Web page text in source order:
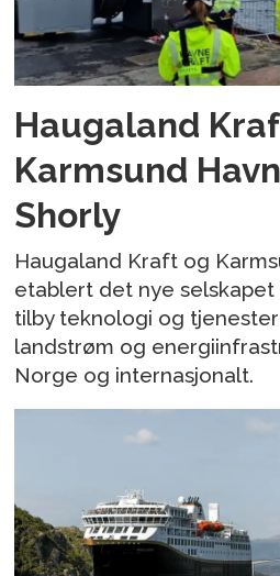
Haugaland
Karmsund
Shorly
Haugaland Kraft og
etablert det nye selskapet
tilby teknologi og
landstrøm og
Norge og internasjonalt.